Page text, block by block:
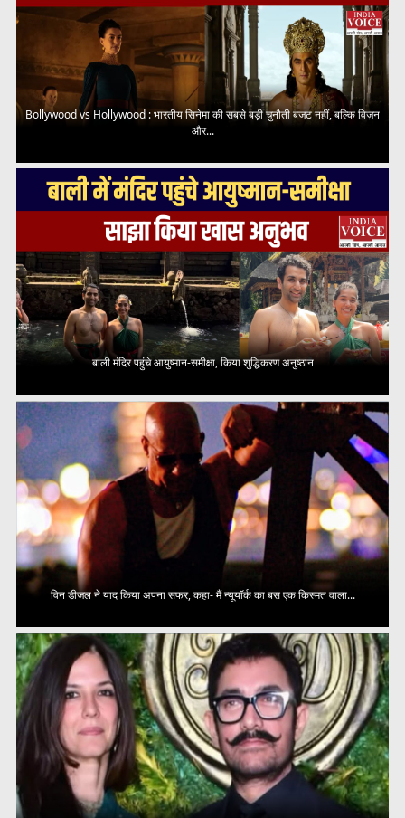
Bollywood vs Hollywood : भारतीय सिनेमा की सबसे बड़ी चुनौती बजट नहीं, बल्कि विज़न
और...
बाली मंदिर पहुंचे आयुष्मान-समीक्षा, किया शुद्धिकरण अनुष्ठान
विन डीजल ने याद किया अपना सफर, कहा- मैं न्यूयॉर्क का बस एक किस्मत वाला...